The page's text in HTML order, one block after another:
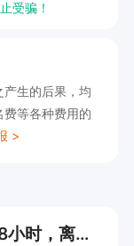
受骗！
生的后果，均
等各种费用的
>
美容师+产康师4000-8000（8小时，离家近）